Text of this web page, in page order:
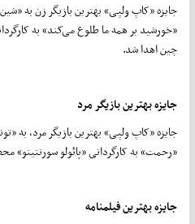
جایزه «کاپ ولپی» بهترین بازیگر زن به
«خورشید بر همه ما طلوع می‌کند» به
چین اهدا شد.
جایزه بهترین بازیگر مرد
جایزه «کاپ ولپی» بهترین بازیگر مرد، به
«رحمت» به کارگردانی «پائولو سورنتینو»
جایزه بهترین فیلمنامه